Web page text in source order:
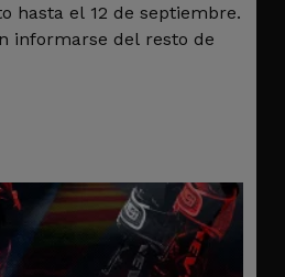
hasta el 12 de septiembre.
informarse del resto de